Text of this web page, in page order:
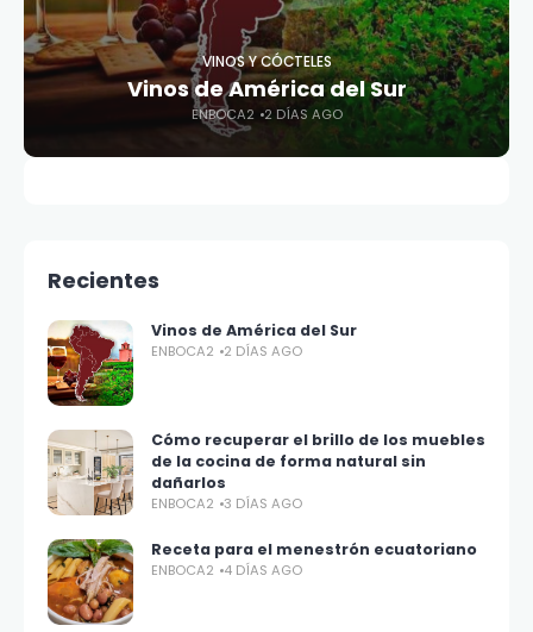
VINOS Y CÓCTELES
Vinos de América del Sur
ENBOCA2 2 DÍAS AGO
Recientes
Vinos de América del Sur
ENBOCA2 2 DÍAS AGO
Cómo recuperar el brillo de los muebles
de la cocina de forma natural sin
dañarlos
ENBOCA2 3 DÍAS AGO
Receta para el menestrón ecuatoriano
ENBOCA2 4 DÍAS AGO